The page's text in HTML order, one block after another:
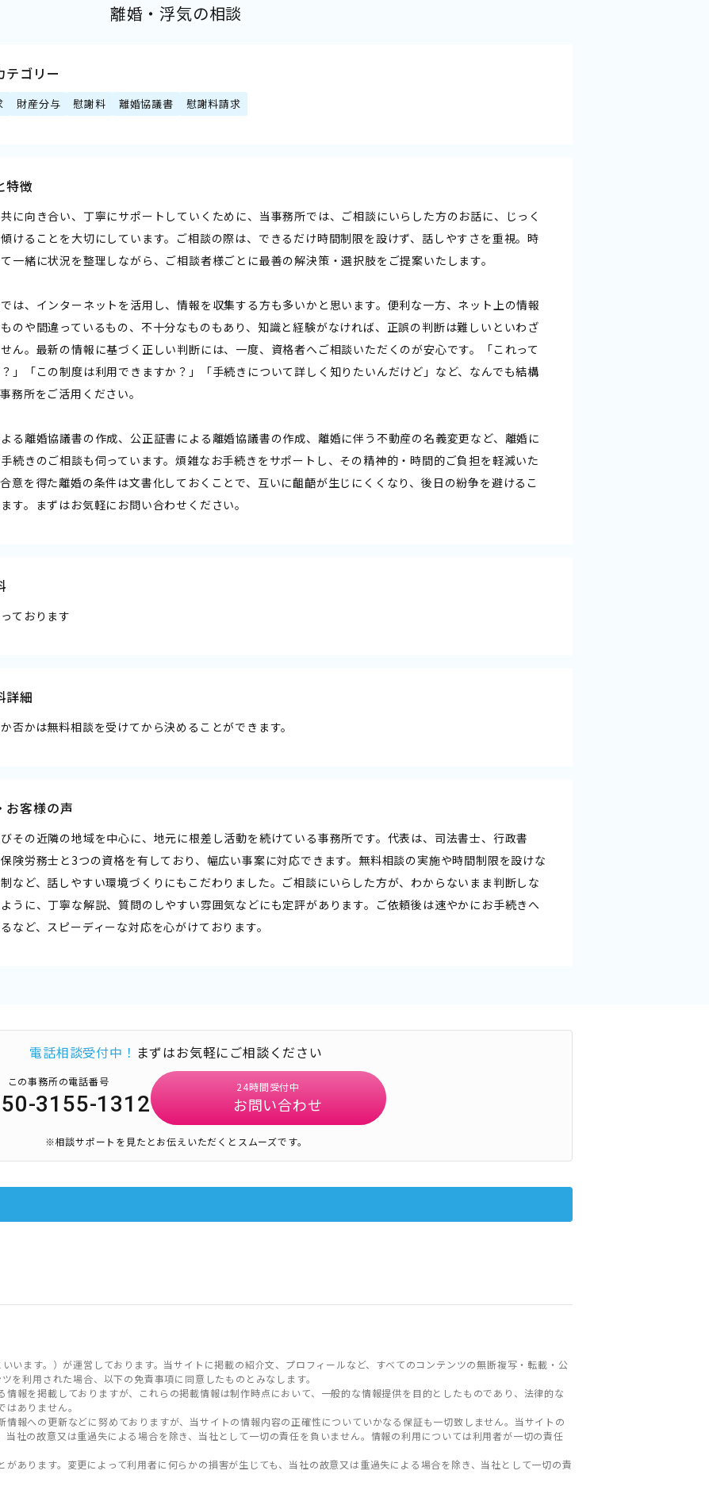
離婚・浮気の相談
テゴリー
財産分与 慰謝料 離婚協議書 慰謝料請求
特徴
に向き合い、丁寧にサポートしていくために、当事務所では、ご相談にいらした方のお話に、じっく
けることを大切にしています。ご相談の際は、できるだけ時間制限を設けず、話しやすさを重視。時
一緒に状況を整理しながら、ご相談者様ごとに最善の解決策・選択肢をご提案いたします。
は、インターネットを活用し、情報を収集する方も多いかと思います。便利な一方、ネット上の情報
のや間違っているもの、不十分なものもあり、知識と経験がなければ、正誤の判断は難しいといわざ
ん。最新の情報に基づく正しい判断には、一度、資格者へご相談いただくのが安心です。「これって
」「この制度は利用できますか？」「手続きについて詳しく知りたいんだけど」など、なんでも結構
務所をご活用ください。
る離婚協議書の作成、公正証書による離婚協議書の作成、離婚に伴う不動産の名義変更など、離婚に
続きのご相談も伺っています。煩雑なお手続きをサポートし、その精神的・時間的ご負担を軽減いた
意を得た離婚の条件は文書化しておくことで、互いに齟齬が生じにくくなり、後日の紛争を避けるこ
す。まずはお気軽にお問い合わせください。
ております
詳細
否かは無料相談を受けてから決めることができます。
お客様の声
その近隣の地域を中心に、地元に根差し活動を続けている事務所です。代表は、司法書士、行政書
険労務士と3つの資格を有しており、幅広い事案に対応できます。無料相談の実施や時間制限を設けな
など、話しやすい環境づくりにもこだわりました。ご相談にいらした方が、わからないまま判断しな
うに、丁寧な解説、質問のしやすい雰囲気などにも定評があります。ご依頼後は速やかにお手続きへ
など、スピーディーな対応を心がけております。
電話相談受付中！ まずはお気軽にご相談ください
この事務所の電話番号
3155-1312
24時間受付中
お問い合わせ
※相談サポートを見たとお伝えいただくとスムーズです。
います。）が運営しております。当サイトに掲載の紹介文、プロフィールなど、すべてのコンテンツの無断複写・転載・公
を利用された場合、以下の免責事項に同意したものとみなします。
報を掲載しておりますが、これらの掲載情報は制作時点において、一般的な情報提供を目的としたものであり、法律的な
ありません。
報への更新などに努めておりますが、当サイトの情報内容の正確性についていかなる保証も一切致しません。当サイトの
社の故意又は重過失による場合を除き、当社として一切の責任を負いません。情報の利用については利用者が一切の責任
あります。変更によって利用者に何らかの損害が生じても、当社の故意又は重過失による場合を除き、当社として一切の責